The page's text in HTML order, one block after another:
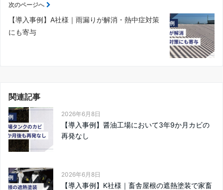
次のページへ
【導入事例】A社様｜雨漏りが解消・熱中症対策
にも寄与
関連記事
2026年6月8日
【導入事例】醤油工場において3年9か月カビの
再発なし
2026年6月8日
【導入事例】K社様｜畜舎屋根の遮熱塗装で家畜